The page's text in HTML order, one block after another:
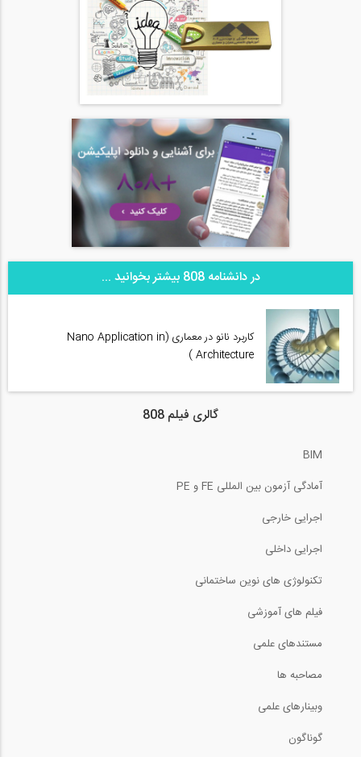
در دانشنامه 808 بیشتر بخوانید ...
کاربرد نانو در معماری (Nano Application in
Architecture )
گالری فیلم 808
BIM
آمادگی آزمون بین المللی FE و PE
اجرایی خارجی
اجرایی داخلی
تکنولوژی های نوین ساختمانی
فیلم های آموزشی
مستندهای علمی
مصاحبه ها
وبینارهای علمی
گوناگون